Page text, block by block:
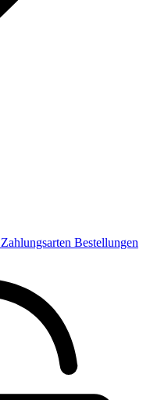
Zahlungsarten Bestellungen